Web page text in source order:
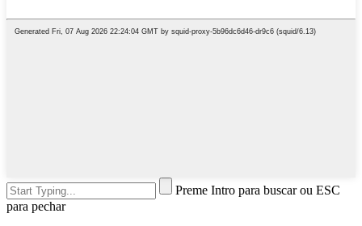
Preme Intro para buscar ou ESC
para pechar